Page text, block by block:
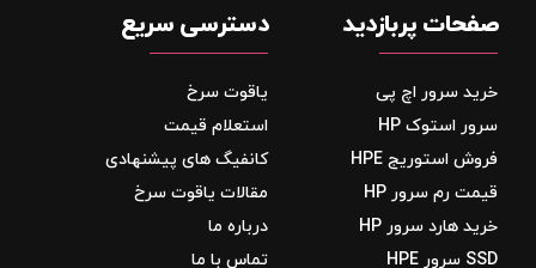
صفحات پربازدید
خرید سرور اچ پی
سرور استوک HP
فروش استوریج‌ HPE
قیمت رم سرور HP
خرید هارد سرور HP
SSD سرور HPE
دسترسی سریع
یاقوت سرخ
استعلام قیمت
کانفیگ های پیشنهادی
مقالات یاقوت سرخ
درباره ما
تماس با ما